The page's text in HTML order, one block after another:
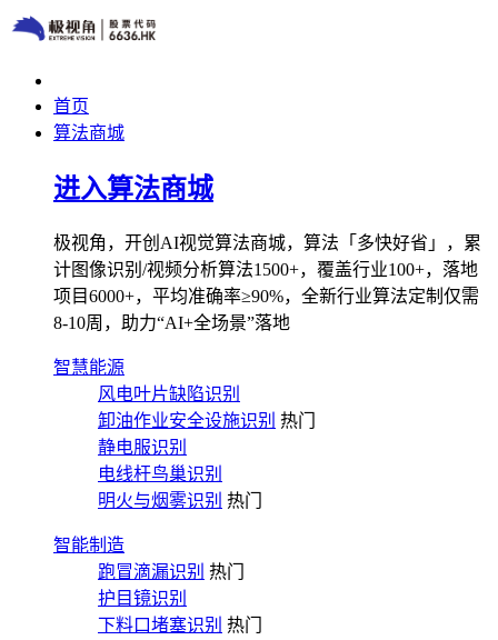
首页
算法商城
进入算法商城
极视角，开创AI视觉算法商城，算法「多快好省」，累
计图像识别/视频分析算法1500+，覆盖行业100+，落地
项目6000+，平均准确率≥90%，全新行业算法定制仅需
8-10周，助力“AI+全场景”落地
智慧能源
风电叶片缺陷识别
卸油作业安全设施识别 热门
静电服识别
电线杆鸟巢识别
明火与烟雾识别 热门
智能制造
跑冒滴漏识别 热门
护目镜识别
下料口堵塞识别 热门